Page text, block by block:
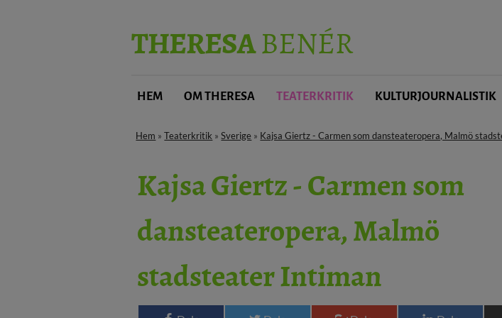
THERESABENÉR
HEM OM THERESA TEATERKRITIK KULTURJOURNALISTIK
Hem »Teaterkritik »Sverige » Kajsa Giertz - Carmen som dansteateropera, Malmö
Kajsa Giertz - Carmen som
dansteateropera, Malmö
stadsteater Intiman